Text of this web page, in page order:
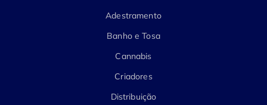
Adestramento
Banho e Tosa
Cannabis
Criadores
Distribuição